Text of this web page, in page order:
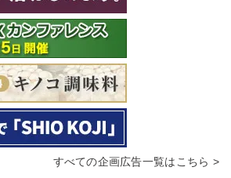
すべての企画広告一覧はこちら >